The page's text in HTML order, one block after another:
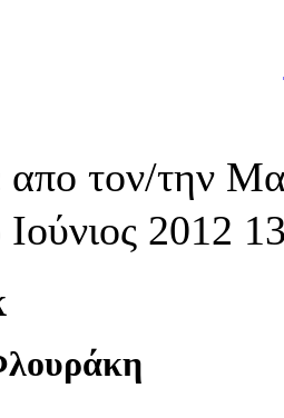
απο τον/την
2012